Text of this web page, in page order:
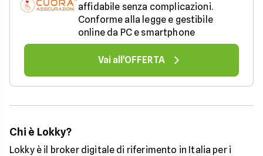
affidabile senza complicazioni.
Conforme alla legge e gestibile
online da PC e smartphone
Vai all'OFFERTA
Chi è Lokky?
Lokky è il broker digitale di riferimento in Italia per i